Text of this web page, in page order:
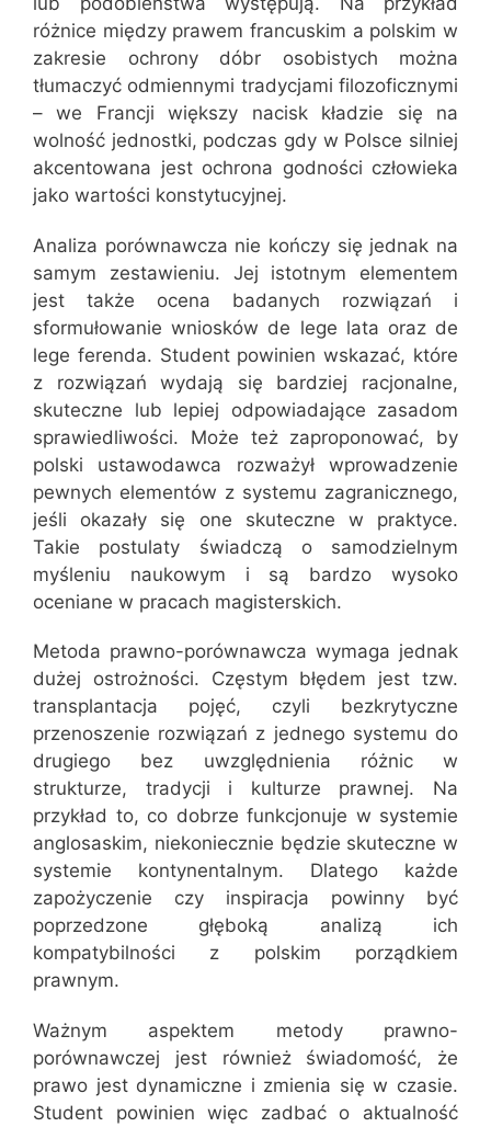
różnice między prawem francuskim a polskim w
zakresie ochrony dóbr osobistych można
tłumaczyć odmiennymi tradycjami filozoficznymi
– we Francji większy nacisk kładzie się na
wolność jednostki, podczas gdy w Polsce silniej
akcentowana jest ochrona godności człowieka
jako wartości konstytucyjnej.
Analiza porównawcza nie kończy się jednak na
samym zestawieniu. Jej istotnym elementem
jest także ocena badanych rozwiązań i
sformułowanie wniosków de lege lata oraz de
lege ferenda. Student powinien wskazać, które
z rozwiązań wydają się bardziej racjonalne,
skuteczne lub lepiej odpowiadające zasadom
sprawiedliwości. Może też zaproponować, by
polski ustawodawca rozważył wprowadzenie
pewnych elementów z systemu zagranicznego,
jeśli okazały się one skuteczne w praktyce.
Takie postulaty świadczą o samodzielnym
myśleniu naukowym i są bardzo wysoko
oceniane w pracach magisterskich.
Metoda prawno-porównawcza wymaga jednak
dużej ostrożności. Częstym błędem jest tzw.
transplantacja pojęć, czyli bezkrytyczne
przenoszenie rozwiązań z jednego systemu do
drugiego bez uwzględnienia różnic w
strukturze, tradycji i kulturze prawnej. Na
przykład to, co dobrze funkcjonuje w systemie
anglosaskim, niekoniecznie będzie skuteczne w
systemie kontynentalnym. Dlatego każde
zapożyczenie czy inspiracja powinny być
poprzedzone głęboką analizą ich
kompatybilności z polskim porządkiem
prawnym.
Ważnym aspektem metody prawno-
porównawczej jest również świadomość, że
prawo jest dynamiczne i zmienia się w czasie.
Student powinien więc zadbać o aktualność